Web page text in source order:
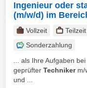
Ingenieur oder
(m/w/d) im
Vollzeit Teilzeit
Sonderzahlung
... als Ihre Aufgaben
geprüfter Technikerm/
und ...